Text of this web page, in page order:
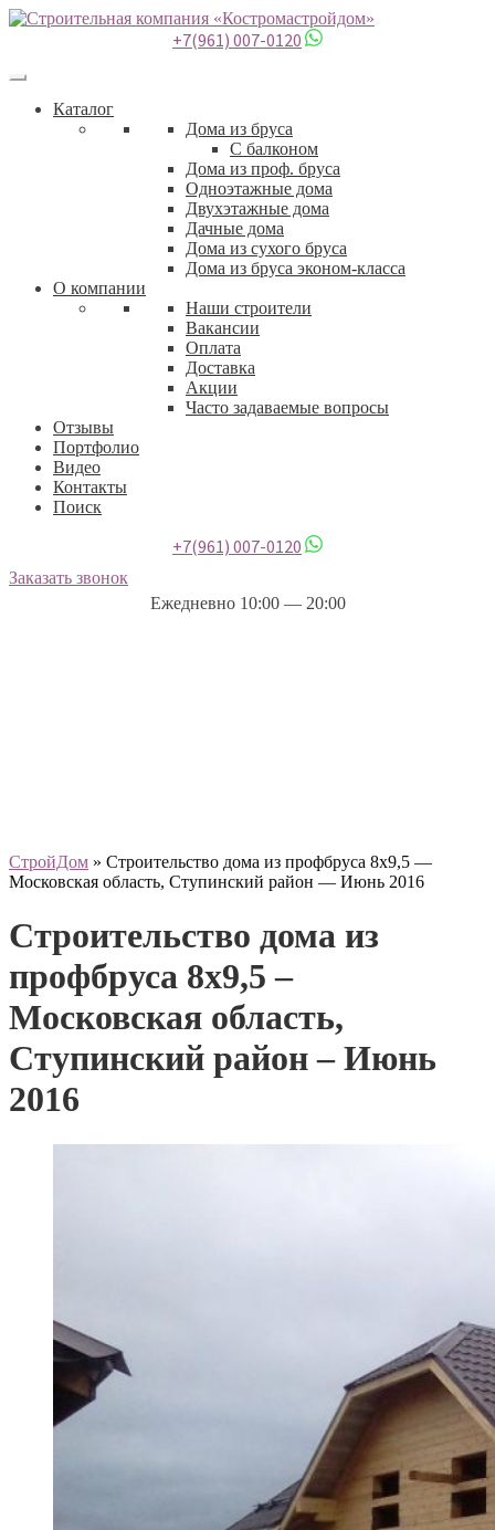
+7(961) 007-0120
Каталог
Дома из бруса
С балконом
Дома из проф. бруса
Одноэтажные дома
Двухэтажные дома
Дачные дома
Дома из сухого бруса
Дома из бруса эконом-класса
О компании
Наши строители
Вакансии
Оплата
Доставка
Акции
Часто задаваемые вопросы
Отзывы
Портфолио
Видео
Контакты
Поиск
+7(961) 007-0120
Заказать звонок
Ежедневно 10:00 — 20:00
СтройДом » Строительство дома из профбруса 8х9,5 —
Московская область, Ступинский район — Июнь 2016
Строительство дома из
профбруса 8х9,5 –
Московская область,
Ступинский район – Июнь
2016